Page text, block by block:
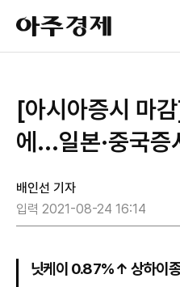
아
주
경
[아시아증시 마
에...일본·중국증
배인선 기자
입력 2021-08-24 16:14
닛케이 0.87%↑ 상하이